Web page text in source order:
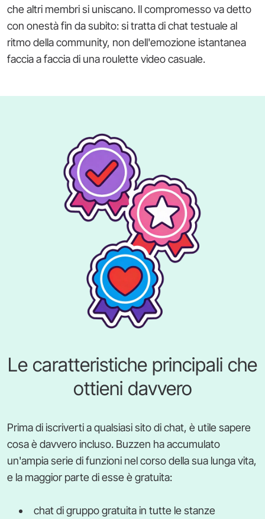
che altri membri si uniscano. Il compromesso va detto
con onestà fin da subito: si tratta di chat testuale al
ritmo della community, non dell'emozione istantanea
faccia a faccia di una roulette video casuale.
Le caratteristiche principali che
ottieni davvero
Prima di iscriverti a qualsiasi sito di chat, è utile sapere
cosa è davvero incluso. Buzzen ha accumulato
un'ampia serie di funzioni nel corso della sua lunga vita,
e la maggior parte di esse è gratuita:
chat di gruppo gratuita in tutte le stanze